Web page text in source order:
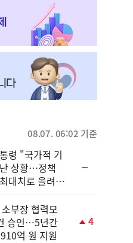
08.07. 06:02 기준
령 "국가적 기
상황…정책
대치로 올려
부장 협력모
승인…5년간
억 원 지원
4